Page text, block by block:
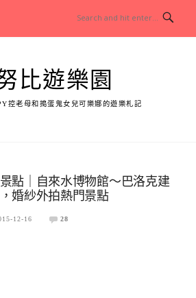
比遊樂園
控老母和搗蛋鬼女兒可樂娜的遊樂札記
點｜自來水博物館～巴洛克建
婚紗外拍熱門景點
12-16 28